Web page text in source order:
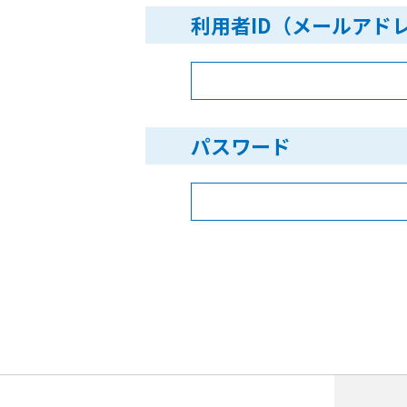
利用者ID（メールアド
パスワード